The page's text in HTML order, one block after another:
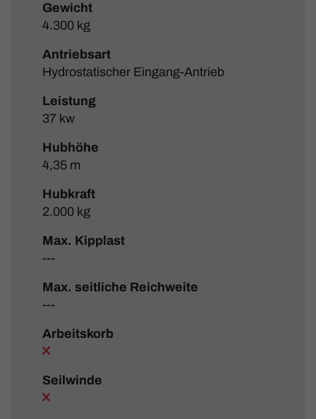
Gewicht
4.300 kg
Antriebsart
Hydrostatischer Eingang-Antrieb
Leistung
37 kw
Hubhöhe
4,35 m
Hubkraft
2.000 kg
Max. Kipplast
---
Max. seitliche Reichweite
---
Arbeitskorb
Seilwinde